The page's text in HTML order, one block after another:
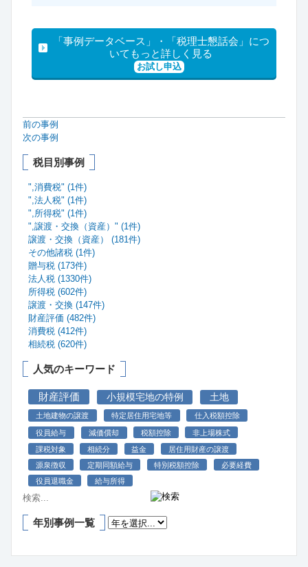
「事例データベース」・「税理士懇話会」につ
いてもっと詳しく見る
お試し申込
前の事例
次の事例
税目別事例
",消費税" (1件)
",法人税" (1件)
",所得税" (1件)
",譲渡・交換（資産）" (1件)
譲渡・交換（資産） (181件)
その他諸税 (1件)
贈与税 (173件)
法人税 (1330件)
所得税 (602件)
譲渡・交換 (147件)
財産評価 (482件)
消費税 (412件)
相続税 (620件)
人気のキーワード
財産評価 小規模宅地の特例 土地
土地建物の譲渡 特定居住用宅地等 仕入税額控除
役員給与 減価償却 税額控除
非上場株式
課税対象
相続分 益金
居住用財産の譲渡
源泉徴収
定期同額給与 特別税額控除
必要経費
役員退職金
給与所得
年別事例一覧